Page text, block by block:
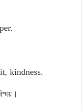
kindness.